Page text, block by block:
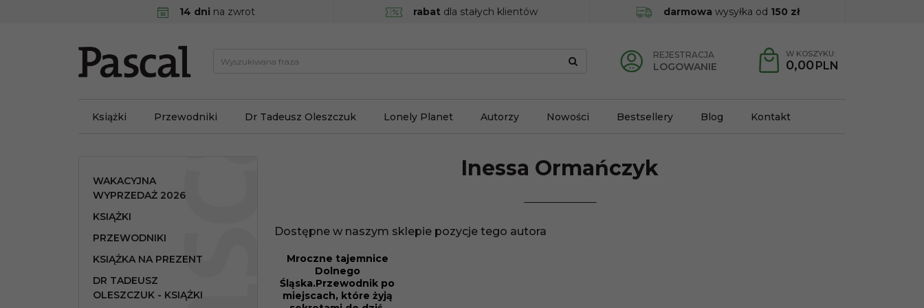
14 dni na zwrot rabat dla stałych klientów darmowa wysyłka od 150 zł
REJESTRACJA
LOGOWANIE
W KOSZYKU:
0,00 PLN
Książki Przewodniki Dr Tadeusz Oleszczuk Lonely Planet Autorzy Nowości Bestsellery Blog Kontakt
Inessa Ormańczyk
Dostępne w naszym sklepie pozycje tego autora
PROMOCJA
Mroczne tajemnice
Dolnego
Śląska.Przewodnik po
miejscach, które żyją
WAKACYJNA
WYPRZEDAŻ 2026
KSIĄŻKI
PRZEWODNIKI
KSIĄŻKA NA PREZENT
DR TADEUSZ
OLESZCZUK - KSIĄŻKI